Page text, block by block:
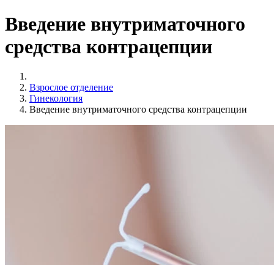
Введение внутриматочного
средства контрацепции
Взрослое отделение
Гинекология
Введение внутриматочного средства контрацепции